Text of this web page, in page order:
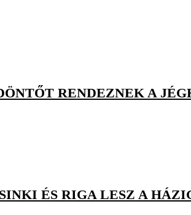
RENDEZNEK A
ÉS RIGA LESZ A